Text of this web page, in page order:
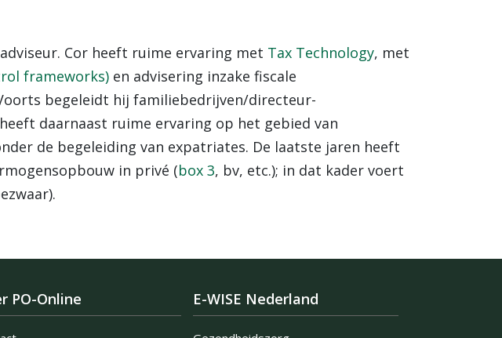
Cor heeft ruime ervaring met Tax Technology, met
frameworks) en advisering inzake fiscale
begeleidt hij familiebedrijven/directeur-
daarnaast ruime ervaring op het gebied van
de begeleiding van expatriates. De laatste jaren heeft
in privé (box 3, bv, etc.); in dat kader voert
PO-Online E-WISE Nederland